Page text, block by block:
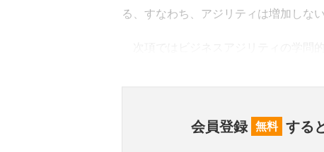
る、すなわち、アジリティは増加しな
会員登録 無料 する